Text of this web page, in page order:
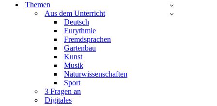
Themen
Aus dem Unterricht
Deutsch
Eurythmie
Fremdsprachen
Gartenbau
Kunst
Musik
Naturwissenschaften
Sport
3 Fragen an
Digitales